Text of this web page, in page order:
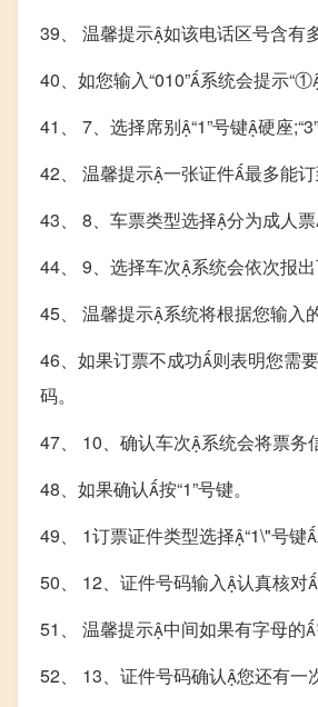
39、 温馨提示如该电话区号含有
40、如您输入“010”系统会提示
41、 7、选择席别“1”号键硬座
42、 温馨提示一张证件最多能
43、 8、车票类型选择分为成人
44、 9、选择车次系统会依次报
45、 温馨提示系统将根据您输入
46、如果订票不成功则表明您需
码。
47、 10、确认车次系统会将票务
48、如果确认按“1”号键。
49、 1订票证件类型选择“1\"号键
50、 12、证件号码输入认真核对
51、 温馨提示中间如果有字母的
52、 13、证件号码确认您还有一